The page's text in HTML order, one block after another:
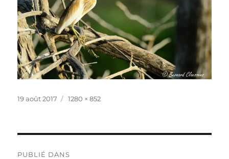
Publié
19 août 2017
Taille
1280 × 852
PUBLIÉ DANS